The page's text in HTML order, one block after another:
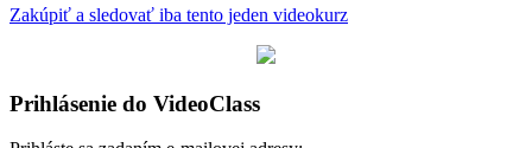
Zakúpiť a sledovať iba tento jeden videokurz
Prihlásenie do VideoClass